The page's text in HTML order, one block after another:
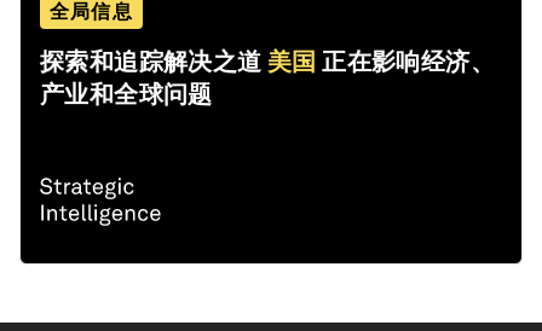
全局信息
探索和追踪解决之道 美国 正在影响经济、
产业和全球问题